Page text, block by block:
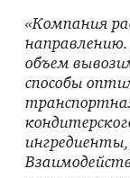
«Компания
объем
способы